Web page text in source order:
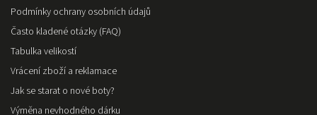
Podmínky ochrany osobních údajů
Často kladené otázky (FAQ)
Tabulka velikostí
Vrácení zboží a reklamace
Jak se starat o nové boty?
Výměna nevhodného dárku